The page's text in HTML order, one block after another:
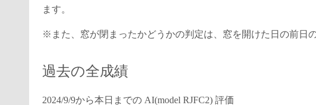
ます。
※また、窓が閉まったかどうかの判定は、窓を開けた日の前日
過去の全成績
2024/9/9から本日までの AI(model RJFC2) 評価